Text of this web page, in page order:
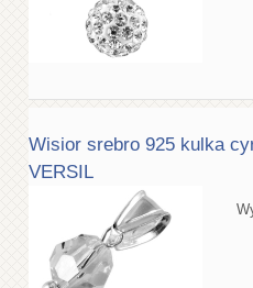
Wisior srebro 925 kulka
VERSIL